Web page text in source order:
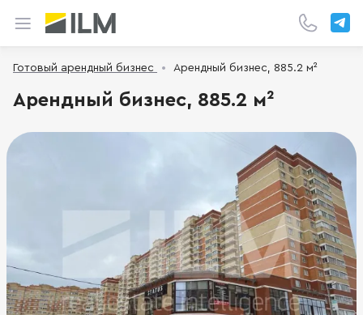
Готовый арендный бизнес Арендный бизнес, 885.2 м²
Арендный бизнес, 885.2 м²